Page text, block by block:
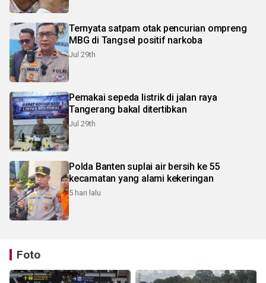
Ternyata satpam otak pencurian ompreng
MBG di Tangsel positif narkoba
Jul 29th
Pemakai sepeda listrik di jalan raya
Tangerang bakal ditertibkan
Jul 29th
Polda Banten suplai air bersih ke 55
kecamatan yang alami kekeringan
5 hari lalu
Foto